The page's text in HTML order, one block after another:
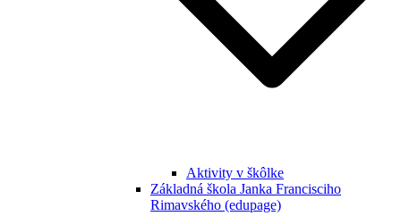
Aktivity v škôlke
Základná škola Janka Francisciho
Rimavského (edupage)